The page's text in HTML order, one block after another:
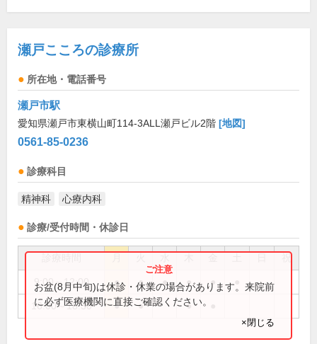
瀬戸こころの診療所
所在地・電話番号
瀬戸市駅
愛知県瀬戸市東横山町114-3ALL瀬戸ビル2階 [地図]
0561-85-0236
診療科目
精神科 心療内科
診療/受付時間・休診日
祝
9:00～12:00 ● ● ● ● ●
16:00～18:30 ● ● ●
お盆(8月中旬)は休診・休業の場合があります。来院前
に必ず医療機関に直接ご確認ください。
×閉じる